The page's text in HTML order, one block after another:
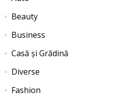
Beauty
Business
Casă și Grădină
Diverse
Fashion